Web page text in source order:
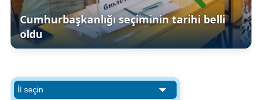
Cumhurbaşkanlığı seçiminin tarihi belli
oldu